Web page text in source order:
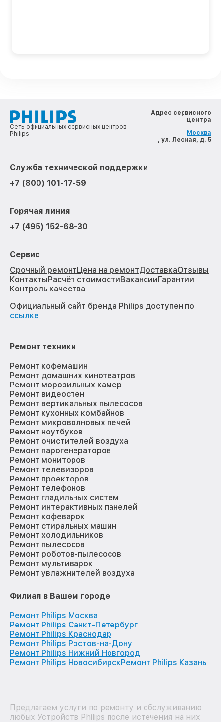
Сеть официальных сервисных центров
Philips
Адрес сервисного
центра
Москва
, ул. Лесная, д. 5
Служба технической поддержки
+7 (800) 101-17-59
Горячая линия
+7 (495) 152-68-30
Сервис
Срочный ремонтЦена на ремонтДоставкаОтзывы
КонтактыРасчёт стоимостиВакансииГарантии
Контроль качества
Официальный сайт бренда Philips доступен по
ссылке
Ремонт техники
Ремонт кофемашин
Ремонт домашних кинотеатров
Ремонт морозильных камер
Ремонт видеостен
Ремонт вертикальных пылесосов
Ремонт кухонных комбайнов
Ремонт микроволновых печей
Ремонт ноутбуков
Ремонт очистителей воздуха
Ремонт парогенераторов
Ремонт мониторов
Ремонт телевизоров
Ремонт проекторов
Ремонт телефонов
Ремонт гладильных систем
Ремонт интерактивных панелей
Ремонт кофеварок
Ремонт стиральных машин
Ремонт холодильников
Ремонт пылесосов
Ремонт роботов-пылесосов
Ремонт мультиварок
Ремонт увлажнителей воздуха
Филиал в Вашем городе
Ремонт Philips Москва
Ремонт Philips Санкт-Петербург
Ремонт Philips Краснодар
Ремонт Philips Ростов-на-Дону
Ремонт Philips Нижний Новгород
Ремонт Philips НовосибирскРемонт Philips Казань
Предлагаем услуги по ремонту и обслуживанию
любых Устройств Philips после истечения на них